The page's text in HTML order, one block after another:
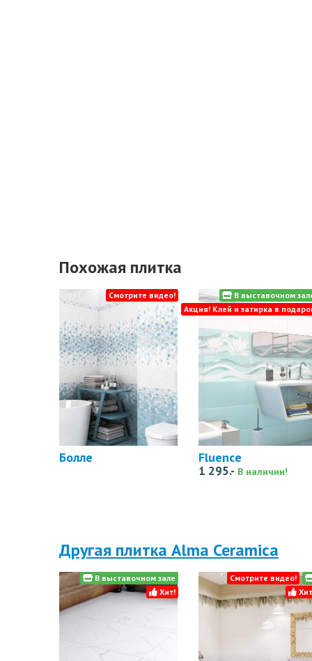
Похожая плитка
Болле
Смотрите видео!
Fluence
1 295.- В наличии!
В выставочном
Акция! Клей и затирка в
Другая плитка Alma Ceramica
В выставочном зале
Хит!
Смотрите видео!